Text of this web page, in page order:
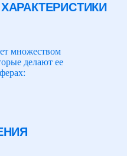
множеством
делают ее